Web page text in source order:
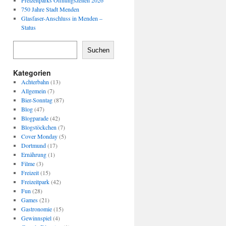
750 Jahre Stadt Menden
Glasfaser-Anschluss in Menden –
Status
Suchen
Kategorien
Achterbahn (13)
Allgemein (7)
Bier-Sonntag(87)
Blog(47)
Blogparade(42)
Blogstöckchen (7)
Cover Monday(5)
Dortmund(17)
Ernährung(1)
Filme(3)
Freizeit(15)
Freizeitpark(42)
Fun (28)
Games(21)
Gastronomie(15)
Gewinnspiel(4)